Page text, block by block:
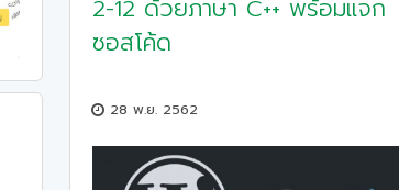
2-12 ด้วยภาษา C++ พร้อมแจก
ซอสโค้ด
28 พ.ย. 2562